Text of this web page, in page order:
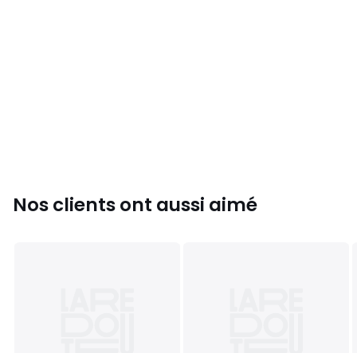
Nos clients ont aussi aimé